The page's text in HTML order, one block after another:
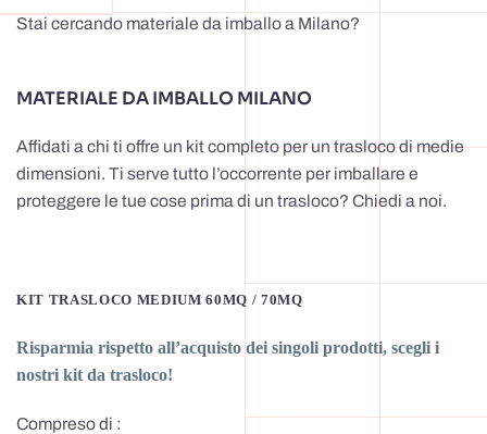
Stai cercando materiale da imballo a Milano?
MATERIALE DA IMBALLO MILANO
Affidati a chi ti offre un kit completo per un trasloco di medie
dimensioni. Ti serve tutto l’occorrente per imballare e
proteggere le tue cose prima di un trasloco? Chiedi a noi.
KIT TRASLOCO MEDIUM 60MQ / 70MQ
Risparmia rispetto all’acquisto dei singoli prodotti, scegli i
nostri kit da trasloco!
Compreso di :